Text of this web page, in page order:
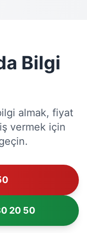
Bilgi
almak, fiyat
vermek için
20 50